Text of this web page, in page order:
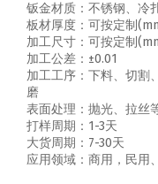
钣金材质：不锈钢、冷
板材厚度：可按定制
加工尺寸：可按定制
加工公差：±0.01
加工工序：下料、切割
磨
表面处理：抛光、拉丝
打样周期：1-3天
大货周期：7-30天
应用领域：商用，民用